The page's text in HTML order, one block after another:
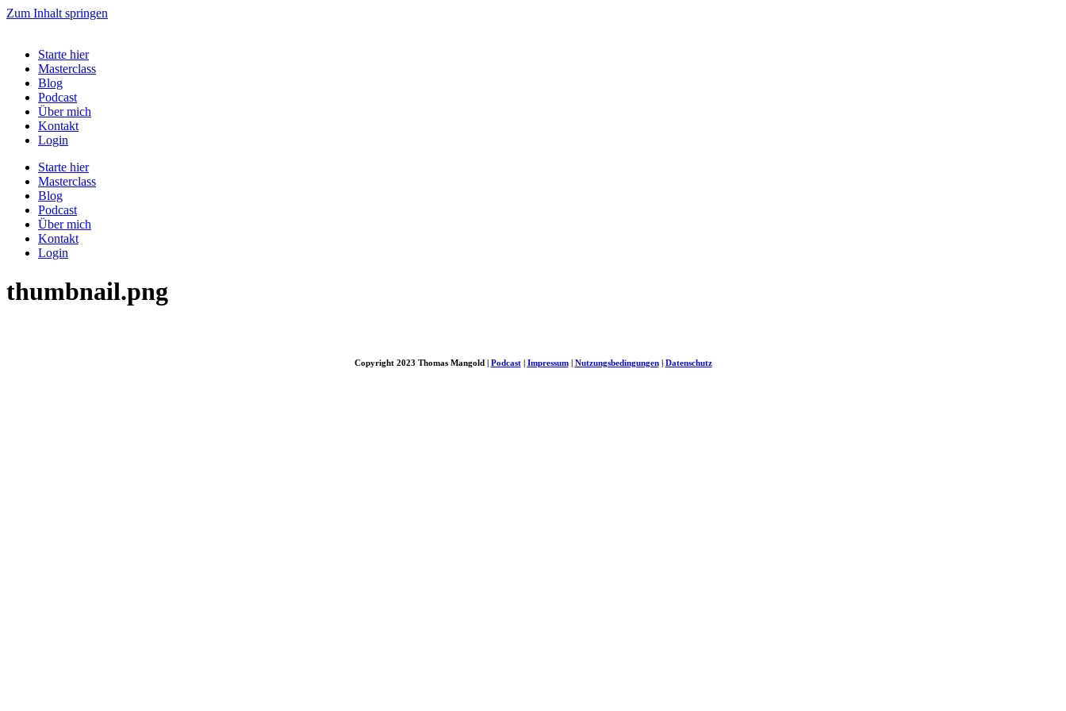
Zum Inhalt springen
Starte hier
Masterclass
Blog
Podcast
Über mich
Kontakt
Login
Starte hier
Masterclass
Blog
Podcast
Über mich
Kontakt
Login
thumbnail.png
Copyright 2023 Thomas Mangold | Podcast| Impressum| Nutzungsbedingungen| Datenschutz